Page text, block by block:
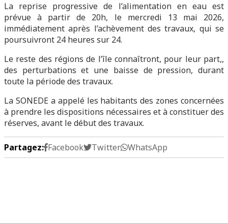
La reprise progressive de l’alimentation en eau est
prévue à partir de 20h, le mercredi 13 mai 2026,
immédiatement après l’achèvement des travaux, qui se
poursuivront 24 heures sur 24.
Le reste des régions de l’île connaîtront, pour leur part,,
des perturbations et une baisse de pression, durant
toute la période des travaux.
La SONEDE a appelé les habitants des zones concernées
à prendre les dispositions nécessaires et à constituer des
réserves, avant le début des travaux.
Partagez: Facebook Twitter WhatsApp